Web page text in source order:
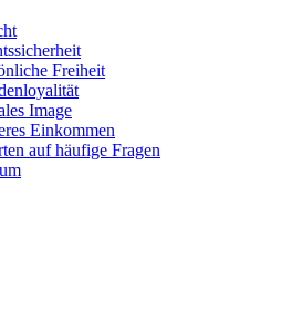
Freiheit
Image
Einkommen
auf häufige Fragen